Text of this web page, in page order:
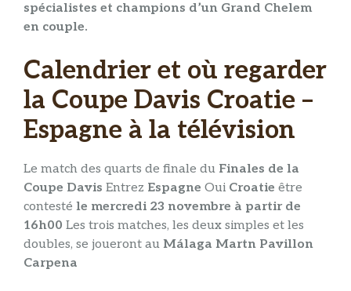
spécialistes et champions d’un Grand Chelem
en couple.
Calendrier et où regarder
la Coupe Davis Croatie –
Espagne à la télévision
Le match des quarts de finale du Finales de la
Coupe Davis Entrez Espagne Oui Croatie être
contesté le mercredi 23 novembre à partir de
16h00 Les trois matches, les deux simples et les
doubles, se joueront au Málaga Martn Pavillon
Carpena